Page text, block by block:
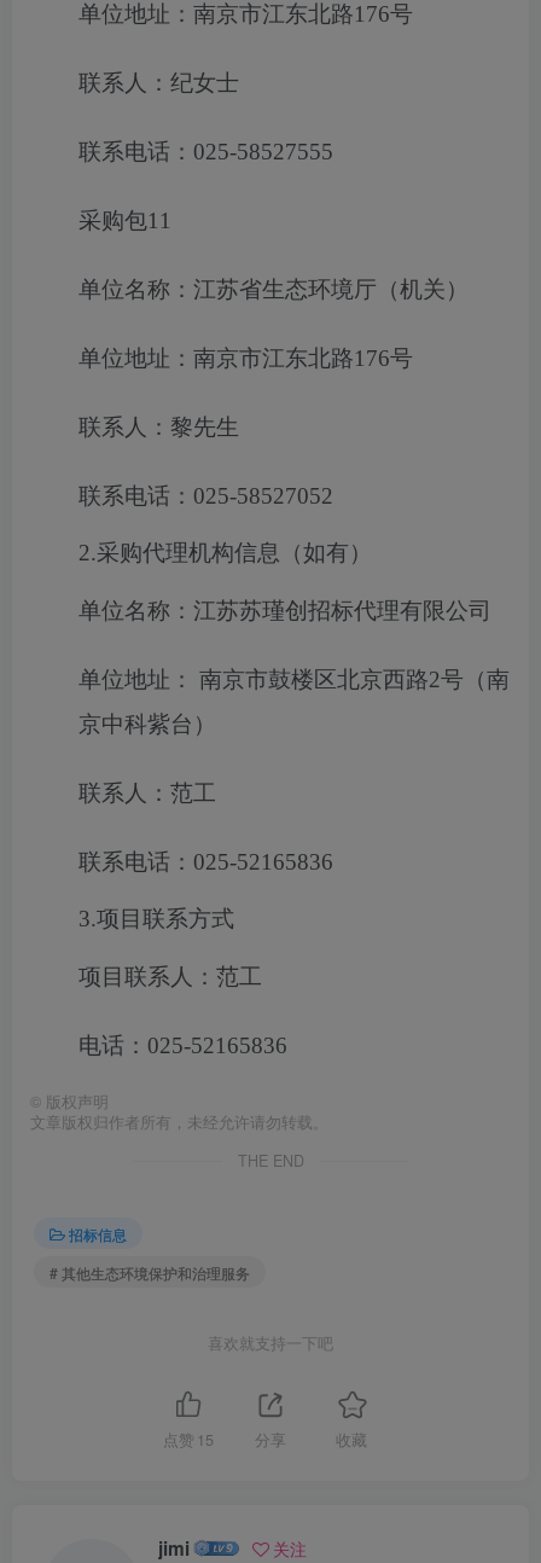
单位地址：南京市江东北路176号
联系人：纪女士
联系电话：025-58527555
采购包11
单位名称：江苏省生态环境厅（机关）
单位地址：南京市江东北路176号
联系人：黎先生
联系电话：025-58527052
2.采购代理机构信息（如有）
单位名称：江苏苏瑾创招标代理有限公司
单位地址： 南京市鼓楼区北京西路2号（南
京中科紫台）
联系人：范工
联系电话：025-52165836
3.项目联系方式
项目联系人：范工
电话：025-52165836
© 版权声明
文章版权归作者所有，未经允许请勿转载。
THE END
招标信息
# 其他生态环境保护和治理服务
喜欢就支持一下吧
点赞 15 分享 收藏
jimi 关注